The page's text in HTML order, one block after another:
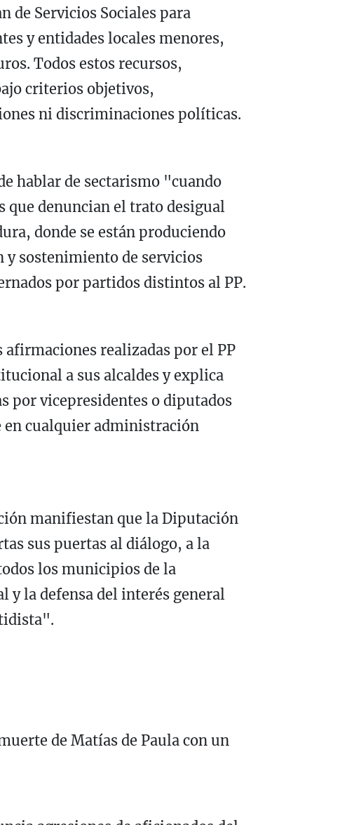
de Servicios Sociales para
y entidades locales menores,
Todos estos recursos,
criterios objetivos,
ni discriminaciones políticas.
hablar de sectarismo "cuando
que denuncian el trato desigual
donde se están produciendo
y sostenimiento de servicios
por partidos distintos al PP.
realizadas por el PP
a sus alcaldes y explica
por vicepresidentes o diputados
en cualquier administración
manifiestan que la Diputación
sus puertas al diálogo, a la
los municipios de la
la defensa del interés general
de Matías de Paula con un